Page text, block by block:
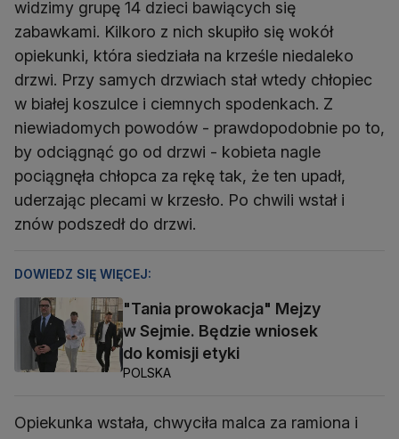
widzimy grupę 14 dzieci bawiących się
zabawkami. Kilkoro z nich skupiło się wokół
opiekunki, która siedziała na krześle niedaleko
drzwi. Przy samych drzwiach stał wtedy chłopiec
w białej koszulce i ciemnych spodenkach. Z
niewiadomych powodów - prawdopodobnie po to,
by odciągnąć go od drzwi - kobieta nagle
pociągnęła chłopca za rękę tak, że ten upadł,
uderzając plecami w krzesło. Po chwili wstał i
znów podszedł do drzwi.
DOWIEDZ SIĘ WIĘCEJ:
"Tania prowokacja" Mejzy
w Sejmie. Będzie wniosek
do komisji etyki
POLSKA
Opiekunka wstała, chwyciła malca za ramiona i